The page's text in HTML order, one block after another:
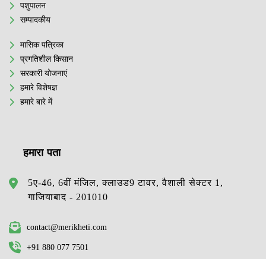
पशुपालन
सम्पादकीय
मासिक पत्रिका
प्रगतिशील किसान
सरकारी योजनाएं
हमारे विशेषज्ञ
हमारे बारे में
हमारा पता
5ए-46, 6वीं मंजिल, क्लाउड9 टावर, वैशाली सेक्टर 1,
गाजियाबाद - 201010
contact@merikheti.com
+91 880 077 7501